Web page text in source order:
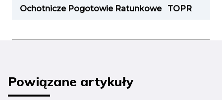
Ochotnicze Pogotowie Ratunkowe
TOPR
Powiązane artykuły